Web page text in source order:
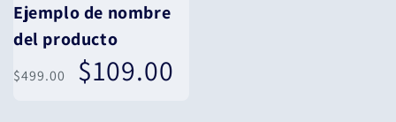
Ejemplo de nombre
del producto
habitual
$499.00
Precio
de
$109.00